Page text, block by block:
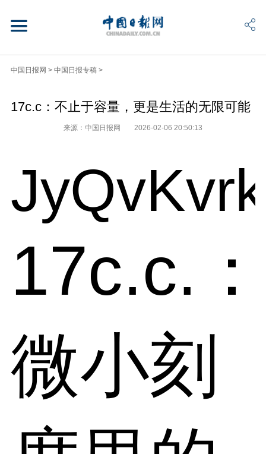
中国日报网 > 中国日报专稿 >
17c.c：不止于容量，更是生活的无限可能
来源：中国日报网 2026-02-06 20:50:13
17c.c.：
微小刻